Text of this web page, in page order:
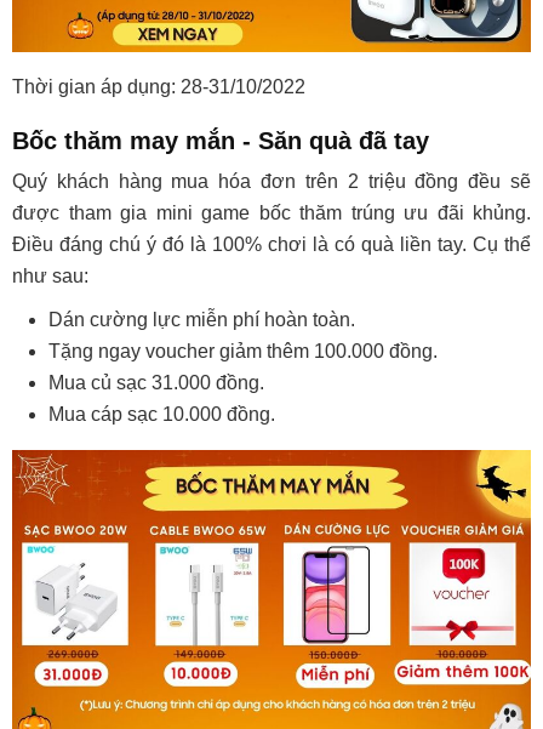
Thời gian áp dụng: 28-31/10/2022
Bốc thăm may mắn - Săn quà đã tay
Quý khách hàng mua hóa đơn trên 2 triệu đồng đều sẽ
được tham gia mini game bốc thăm trúng ưu đãi khủng.
Điều đáng chú ý đó là 100% chơi là có quà liền tay. Cụ thể
như sau:
Dán cường lực miễn phí hoàn toàn.
Tặng ngay voucher giảm thêm 100.000 đồng.
Mua củ sạc 31.000 đồng.
Mua cáp sạc 10.000 đồng.